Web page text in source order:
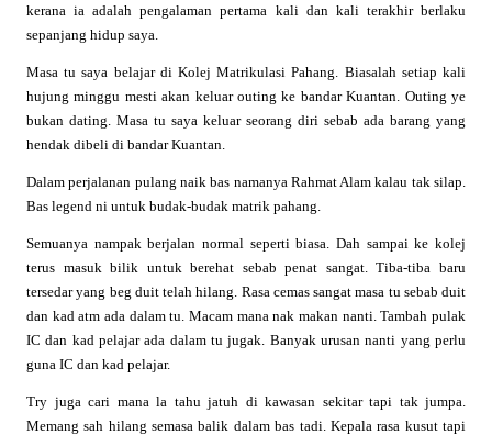
kerana ia adalah pengalaman pertama kali dan kali terakhir berlaku
sepanjang hidup saya.
Masa tu saya belajar di Kolej Matrikulasi Pahang. Biasalah setiap kali
hujung minggu mesti akan keluar outing ke bandar Kuantan. Outing ye
bukan dating. Masa tu saya keluar seorang diri sebab ada barang yang
hendak dibeli di bandar Kuantan.
Dalam perjalanan pulang naik bas namanya Rahmat Alam kalau tak silap.
Bas legend ni untuk budak-budak matrik pahang.
Semuanya nampak berjalan normal seperti biasa. Dah sampai ke kolej
terus masuk bilik untuk berehat sebab penat sangat. Tiba-tiba baru
tersedar yang beg duit telah hilang. Rasa cemas sangat masa tu sebab duit
dan kad atm ada dalam tu. Macam mana nak makan nanti. Tambah pulak
IC dan kad pelajar ada dalam tu jugak. Banyak urusan nanti yang perlu
guna IC dan kad pelajar.
Try juga cari mana la tahu jatuh di kawasan sekitar tapi tak jumpa.
Memang sah hilang semasa balik dalam bas tadi. Kepala rasa kusut tapi